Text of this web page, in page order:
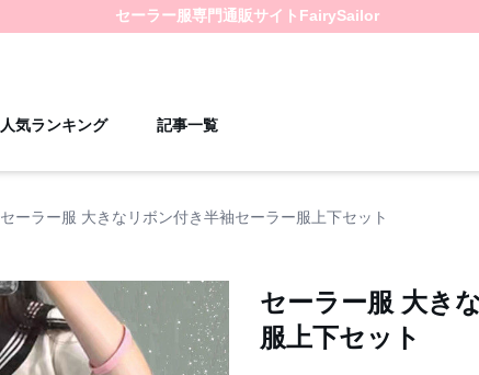
セーラー服専門通販サイト FairySailor
人気ランキング 記事一覧
セーラー服 大きなリボン付き半袖セーラー服上下セット
セーラー服 大き
服上下セット